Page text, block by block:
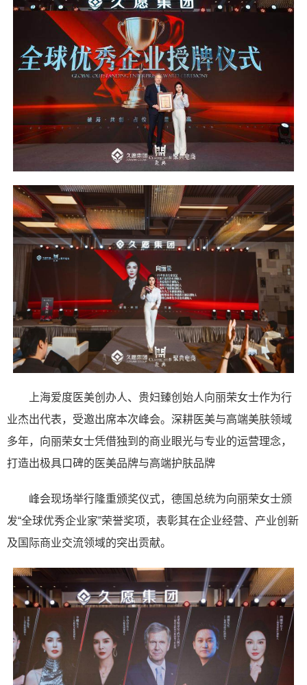
上海爱度医美创办人、贵妇臻创始人向丽荣女士作为行
业杰出代表，受邀出席本次峰会。深耕医美与高端美肤领域
多年，向丽荣女士凭借独到的商业眼光与专业的运营理念，
打造出极具口碑的医美品牌与高端护肤品牌
峰会现场举行隆重颁奖仪式，德国总统为向丽荣女士颁
发“全球优秀企业家”荣誉奖项，表彰其在企业经营、产业创新
及国际商业交流领域的突出贡献。